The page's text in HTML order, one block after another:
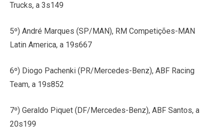
Trucks, a 3s149
5º) André Marques (SP/MAN), RM Competições-MAN
Latin America, a 19s667
6º) Diogo Pachenki (PR/Mercedes-Benz), ABF Racing
Team, a 19s852
7º) Geraldo Piquet (DF/Mercedes-Benz), ABF Santos, a
20s199